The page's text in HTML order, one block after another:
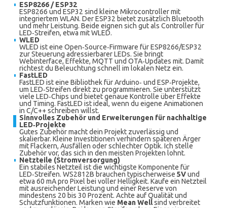
ESP8266 / ESP32
ESP8266 und ESP32 sind kleine Mikrocontroller mit
integriertem WLAN. Der ESP32 bietet zusätzlich Bluetooth
und mehr Leistung. Beide eignen sich gut als Controller für
LED‑Streifen, etwa mit WLED.
WLED
WLED ist eine Open‑Source‑Firmware für ESP8266/ESP32
zur Steuerung adressierbarer LEDs. Sie bringt
Webinterface, Effekte, MQTT und OTA‑Updates mit. Damit
richtest du Beleuchtung schnell im lokalen Netz ein.
FastLED
FastLED ist eine Bibliothek für Arduino‑ und ESP‑Projekte,
um LED‑Streifen direkt zu programmieren. Sie unterstützt
viele LED‑Chips und bietet genaue Kontrolle über Effekte
und Timing. FastLED ist ideal, wenn du eigene Animationen
in C/C++ schreiben willst.
Sinnvolles Zubehör und Erweiterungen für nachhaltige
LED‑Projekte
Gutes Zubehör macht dein Projekt zuverlässig und
skalierbar. Kleine Investitionen verhindern späteren Ärger
mit Flackern, Ausfällen oder schlechter Optik. Ich stelle
Zubehör vor, das sich in den meisten Projekten lohnt.
Netzteile (Stromversorgung)
Ein stabiles Netzteil ist die wichtigste Komponente für
LED‑Streifen. WS2812B brauchen typischerweise 5Vund
etwa 60 mA pro Pixel bei voller Helligkeit. Kaufe ein Netzteil
mit ausreichender Leistung und einer Reserve von
mindestens 20 bis 30 Prozent. Achte auf Qualität und
Schutzfunktionen. Marken wie Mean Wellsind verbreitet